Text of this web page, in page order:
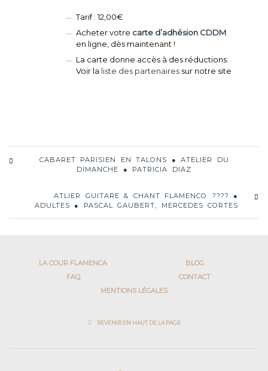
Tarif : 12,00€
Acheter votre carte d’adhésion CDDM
en ligne, dès maintenant !
La carte donne accès à des réductions.
Voir la liste des partenaires sur notre site
CABARET PARISIEN EN TALONS ● ATELIER DU
DIMANCHE ● PATRICIA DIAZ
ATLIER GUITARE & CHANT FLAMENCO ???? ●
ADULTES ● PASCAL GAUBERT, MERCEDES CORTES
LA COUR FLAMENCA
BLOG
FAQ
CONTACT
MENTIONS LÉGALES
REVENIR EN HAUT DE LA PAGE